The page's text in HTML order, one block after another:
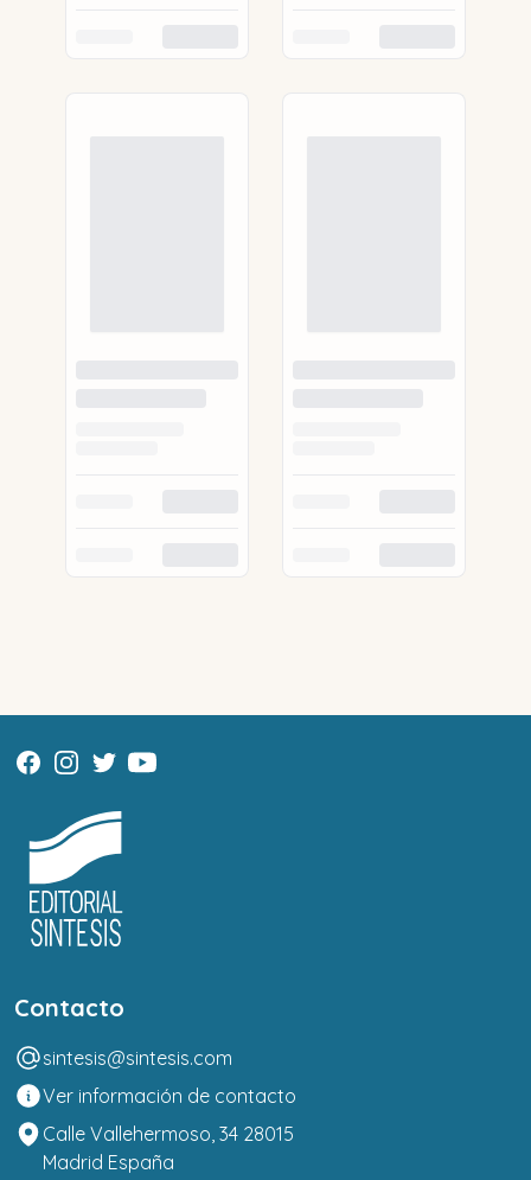
Contacto
sintesis@sintesis.com
Ver información de contacto
Calle Vallehermoso, 34 28015
Madrid España